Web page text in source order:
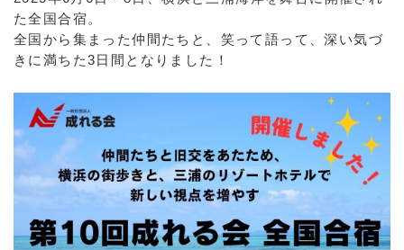
た全国合宿。
全国から集まった仲間たちと、笑って語って、深い気づ
きに満ちた3日間となりました！